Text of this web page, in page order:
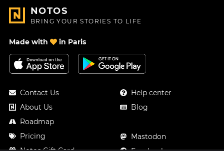
NOTOS
BRING YOUR STORIES TO LIFE
Made with in Paris
Contact Us
About Us
Roadmap
Pricing
Help center
Blog
Mastodon